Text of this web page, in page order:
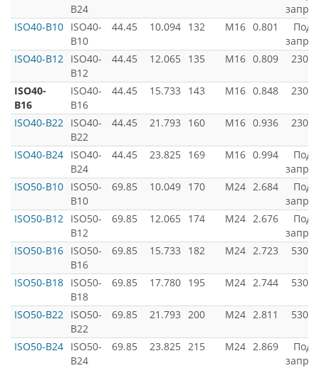
B24
запрос
ISO40-B10 ISO40-
B10
44.45 10.094 132 M16 0.801
Под
запрос
ISO40-B12
ISO40-
B12
44.45 12.065 135 M16 0.809 2300
ISO40-
B16
ISO40-
B16
44.45 15.733 143 M16 0.848 2300
ISO40-B22
ISO40-
B22
44.45 21.793 160 M16 0.936 2300
ISO40-B24 ISO40-
B24
44.45 23.825 169 M16 0.994
Под
запрос
ISO50-B10 ISO50-
B10
69.85 10.049 170 M24 2.684
Под
запрос
ISO50-B12
ISO50-
B12
69.85 12.065 174 M24 2.676
Под
запрос
ISO50-B16 ISO50-
B16
69.85 15.733 182 M24 2.723 5300
ISO50-B18 ISO50-
B18
69.85 17.780 195 M24 2.744 5300
ISO50-B22
ISO50-
B22
69.85 21.793 200 M24 2.811 5300
ISO50-B24 ISO50-
B24
69.85 23.825 215 M24 2.869
Под
запрос